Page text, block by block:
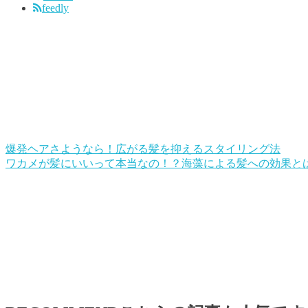
feedly
爆発ヘアさようなら！広がる髪を抑えるスタイリング法
ワカメが髪にいいって本当なの！？海藻による髪への効果と